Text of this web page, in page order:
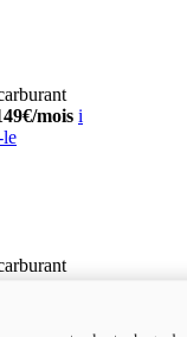
mois i
le